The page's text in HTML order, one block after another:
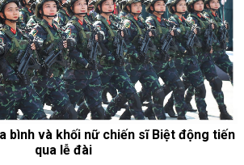
bình và khối nữ chiến sĩ Biệt động tiến
qua lễ đài